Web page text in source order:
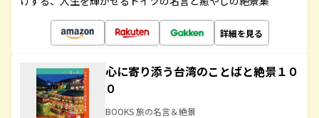
詳細を見る
心に寄り添う台湾のことばと絶景１０
０
BOOKS 旅の名言＆絶景